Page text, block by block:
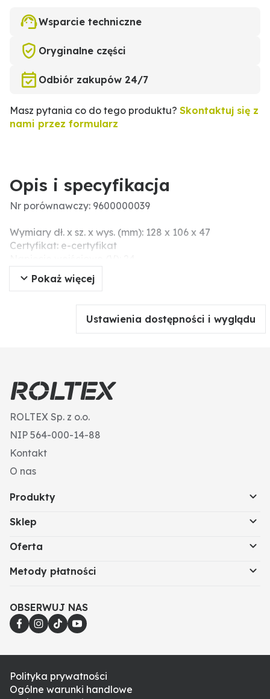
Wsparcie techniczne
Oryginalne części
Odbiór zakupów 24/7
Masz pytania co do tego produktu? Skontaktuj się z
nami przez formularz
Opis i specyfikacja
Nr porównawczy: 9600000039
Wymiary dł. x sz. x wys. (mm): 128 x 106 x 47
Certyfikat: e-certyfikat
Kwalifikacja: de minimis
Długość (mm): 128
Napięcie wyjściowe (V): 12
Stopień ochrony: IP20,
Informacje dodatkowe: • ekonomiczny i bardzo
kompaktowy produkt
• możliwość łatwego montażu za sprawą systemu
wtykanego
obsługi urządzeń DC 24 V poniżej napięcia 12 V DC
• niska emisja ciepła
Pokaż więcej
Ustawienia dostępności i wyglądu
ROLTEX Sp. z o.o.
NIP 564-000-14-88
Kontakt
O nas
Produkty
Sklep
Oferta
Metody płatności
OBSERWUJ NAS
Polityka prywatności
Ogólne warunki handlowe